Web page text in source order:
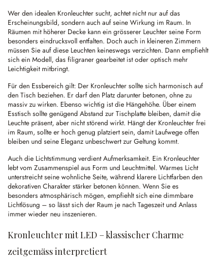
Wer den idealen Kronleuchter sucht, achtet nicht nur auf das
Erscheinungsbild, sondern auch auf seine Wirkung im Raum. In
Räumen mit höherer Decke kann ein grösserer Leuchter seine Form
besonders eindrucksvoll entfalten. Doch auch in kleineren Zimmern
müssen Sie auf diese Leuchten keineswegs verzichten. Dann empfiehlt
sich ein Modell, das filigraner gearbeitet ist oder optisch mehr
Leichtigkeit mitbringt.
Für den Essbereich gilt: Der Kronleuchter sollte sich harmonisch auf
den Tisch beziehen. Er darf den Platz darunter betonen, ohne zu
massiv zu wirken. Ebenso wichtig ist die Hängehöhe. Über einem
Esstisch sollte genügend Abstand zur Tischplatte bleiben, damit die
Leuchte präsent, aber nicht störend wirkt. Hängt der Kronleuchter frei
im Raum, sollte er hoch genug platziert sein, damit Laufwege offen
bleiben und seine Eleganz unbeschwert zur Geltung kommt.
Auch die Lichtstimmung verdient Aufmerksamkeit. Ein Kronleuchter
lebt vom Zusammenspiel aus Form und Leuchtmittel. Warmes Licht
unterstreicht seine wohnliche Seite, während klarere Lichtfarben den
dekorativen Charakter stärker betonen können. Wenn Sie es
besonders atmosphärisch mögen, empfiehlt sich eine dimmbare
Lichtlösung – so lässt sich der Raum je nach Tageszeit und Anlass
immer wieder neu inszenieren.
Kronleuchter mit LED – klassischer Charme
zeitgemäss interpretiert